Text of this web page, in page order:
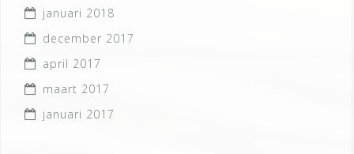
januari 2018
december 2017
april 2017
maart 2017
januari 2017